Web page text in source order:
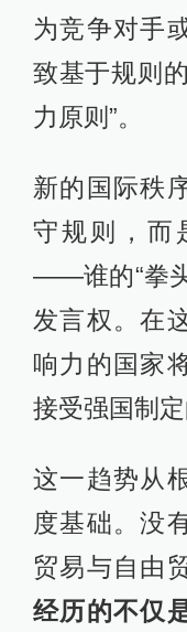
为竞争对手
致基于规则
力原则”。
新的国际秩
守规则，而
——谁的“拳
发言权。在
响力的国家
接受强国制定
这一趋势从
度基础。没
贸易与自由
经历的不仅